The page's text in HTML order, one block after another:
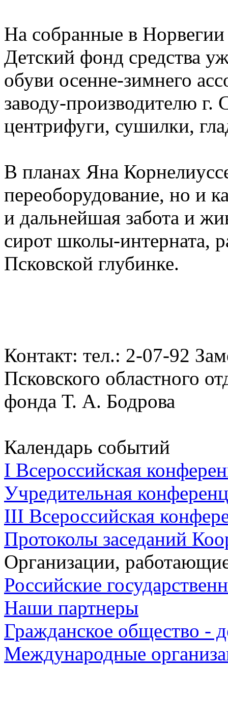
На собранные в
Детский фонд средства
обуви осенне-зимнего
заводу-производителю г.
центрифуги, сушилки,
В планах Яна
переоборудование, но и
и дальнейшая забота и
сирот школы-интерната,
Псковской глубинке.
Контакт: тел.: 2-07-92
Псковского областного
фонда Т. А. Бодрова
Календарь событий
I Всероссийская
Учредительная
III Всероссийская
Протоколы заседаний
Организации,
Российские
Наши партнеры
Гражданское общество -
Международные